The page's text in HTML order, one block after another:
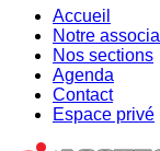
Accueil
Notre
Nos sections
Agenda
Contact
Espace privé